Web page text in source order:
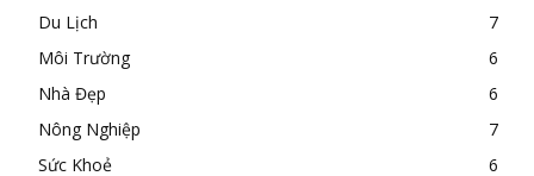
Du Lịch
7
Môi Trường
6
Nhà Đẹp
6
Nông Nghiệp
7
Sức Khoẻ
6